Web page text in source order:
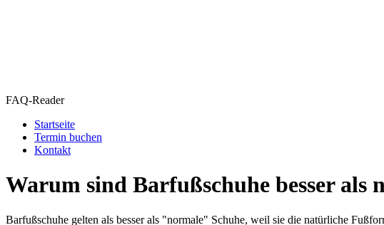
FAQ-Reader
Startseite
Termin buchen
Kontakt
Warum sind Barfußschuhe besser als
Barfußschuhe gelten als besser als "normale" Schuhe, weil sie die natürliche